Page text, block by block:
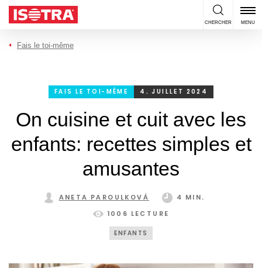
Passer au contenu
CHERCHER MENU
Fais le toi-même
FAIS LE TOI-MÊME 4. JUILLET 2024
On cuisine et cuit avec les
enfants: recettes simples et
amusantes
ANETA PAROULKOVÁ
4 MIN.
1006 LECTURE
ENFANTS